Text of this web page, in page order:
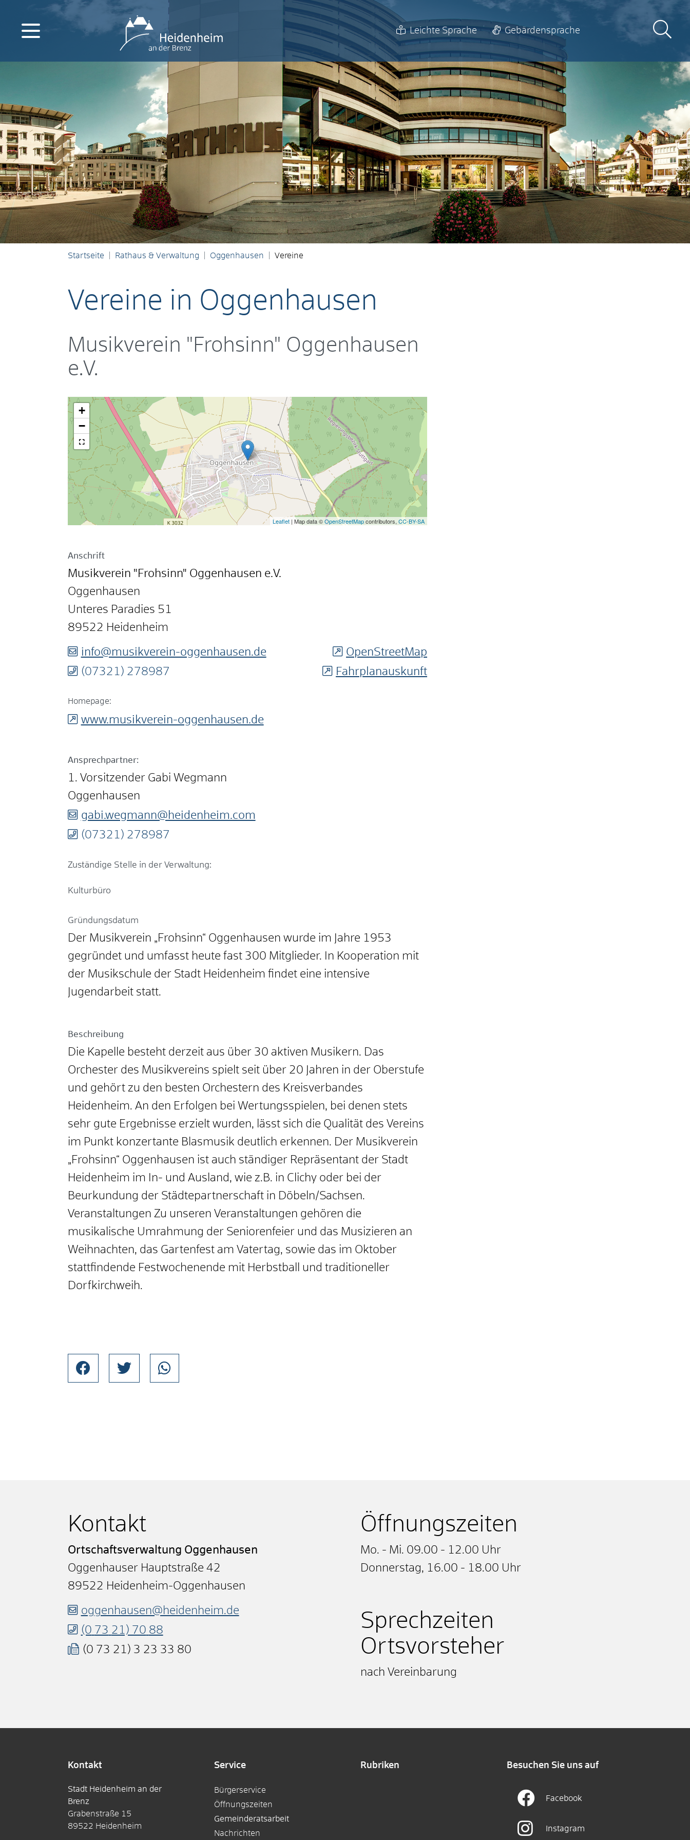
Leichte Sprache Gebärdensprache
Startseite Rathaus & Verwaltung Oggenhausen Vereine
Vereine in Oggenhausen
Musikverein "Frohsinn" Oggenhausen
e.V.
+
−
Leaflet | Map data ©OpenStreetMapcontributors, CC-BY-SA
Anschrift
Musikverein "Frohsinn" Oggenhausen e.V.
Oggenhausen
Unteres Paradies 51
89522 Heidenheim
OpenStreetMap
Fahrplanauskunft
info@musikverein-oggenhausen.de
(0 7321) 278987
Homepage:
www.musikverein-oggenhausen.de
Ansprechpartner:
1. Vorsitzender Gabi Wegmann
Oggenhausen
gabi.wegmann@heidenheim.com
(0 7321) 278987
Zuständige Stelle in der Verwaltung:
Kulturbüro
Gründungsdatum
Der Musikverein „Frohsinn“ Oggenhausen wurde im Jahre 1953
gegründet und umfasst heute fast 300 Mitglieder. In Kooperation mit
der Musikschule der Stadt Heidenheim findet eine intensive
Jugendarbeit statt.
Beschreibung
Die Kapelle besteht derzeit aus über 30 aktiven Musikern. Das
Orchester des Musikvereins spielt seit über 20 Jahren in der Oberstufe
und gehört zu den besten Orchestern des Kreisverbandes
Heidenheim. An den Erfolgen bei Wertungsspielen, bei denen stets
sehr gute Ergebnisse erzielt wurden, lässt sich die Qualität des Vereins
im Punkt konzertante Blasmusik deutlich erkennen. Der Musikverein
„Frohsinn“ Oggenhausen ist auch ständiger Repräsentant der Stadt
Heidenheim im In- und Ausland, wie z.B. in Clichy oder bei der
Beurkundung der Städtepartnerschaft in Döbeln/Sachsen.
Veranstaltungen Zu unseren Veranstaltungen gehören die
musikalische Umrahmung der Seniorenfeier und das Musizieren an
Weihnachten, das Gartenfest am Vatertag, sowie das im Oktober
stattfindende Festwochenende mit Herbstball und traditioneller
Dorfkirchweih.
Kontakt
Ortschaftsverwaltung Oggenhausen
Oggenhauser Hauptstraße 42
89522 Heidenheim-Oggenhausen
oggenhausen@heidenheim.de
(0 73 21) 70 88
(0 73 21) 3 23 33 80
Öffnungszeiten
Mo. - Mi. 09.00 - 12.00 Uhr
Donnerstag, 16.00 - 18.00 Uhr
Sprechzeiten
Ortsvorsteher
nach Vereinbarung
Kontakt
Stadt Heidenheim an der
Brenz
Grabenstraße 15
89522 Heidenheim
Service
Bürgerservice
Öffnungszeiten
Gemeinderatsarbeit
Nachrichten
Rubriken Besuchen Sie uns auf
Facebook
Instagram